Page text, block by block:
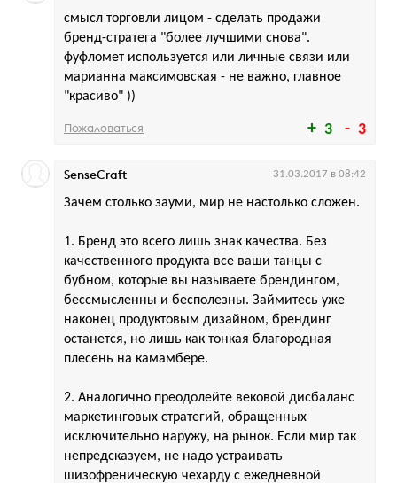
3 3
смысл торговли лицом - сделать продажи
бренд-стратега "более лучшими снова".
фуфломет используется или личные связи или
марианна максимовская - не важно, главное
"красиво" ))
Пожаловаться
Зачем столько зауми, мир не настолько сложен.
1. Бренд это всего лишь знак качества. Без
качественного продукта все ваши танцы с
бубном, которые вы называете брендингом,
бессмысленны и бесполезны. Займитесь уже
наконец продуктовым дизайном, брендинг
останется, но лишь как тонкая благородная
плесень на камамбере.
2. Аналогично преодолейте вековой дисбаланс
маркетинговых стратегий, обращенных
исключительно наружу, на рынок. Если мир так
непредсказуем, не надо устраивать
шизофреническую чехарду с ежедневной
SenseCraft 31.03.2017 в 08:42